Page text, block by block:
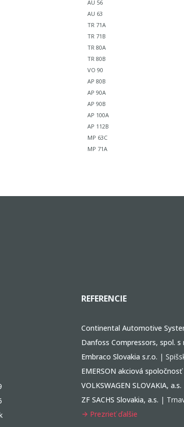
AU 56
AU 63
TR 71A
TR 71B
TR 80A
TR 80B
VO 90
AP 80B
AP 90A
AP 90B
AP 100A
AP 112B
MP 63C
MP 71A
REFERENCIE
Continental Automotive
Danfoss Compressors, spol. s
Embraco Slovakia s.r.o. |
EMERSON akciová
VOLKSWAGEN SLOVAKIA, a.s.
ZF SACHS Slovakia, a.s. |
Prezrieť ďalšie